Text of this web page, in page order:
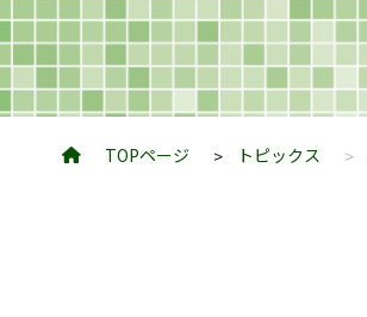
TOPページ トピックス